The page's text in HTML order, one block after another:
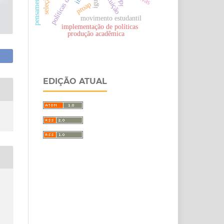
proap
movimento estudantil
implementação de políticas
produção acadêmica
EDIÇÃO ATUAL